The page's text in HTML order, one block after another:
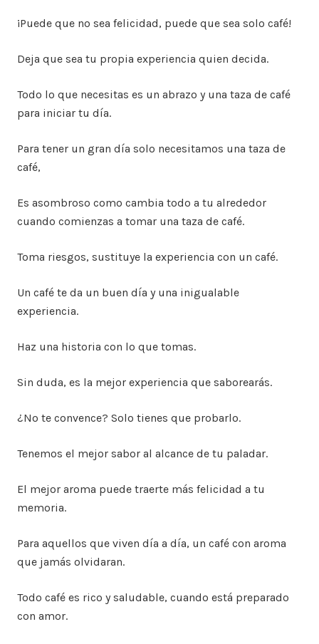
¡Puede que no sea felicidad, puede que sea solo café!
Deja que sea tu propia experiencia quien decida.
Todo lo que necesitas es un abrazo y una taza de café
para iniciar tu día.
Para tener un gran día solo necesitamos una taza de
café,
Es asombroso como cambia todo a tu alrededor
cuando comienzas a tomar una taza de café.
Toma riesgos, sustituye la experiencia con un café.
Un café te da un buen día y una inigualable
experiencia.
Haz una historia con lo que tomas.
Sin duda, es la mejor experiencia que saborearás.
¿No te convence? Solo tienes que probarlo.
Tenemos el mejor sabor al alcance de tu paladar.
El mejor aroma puede traerte más felicidad a tu
memoria.
Para aquellos que viven día a día, un café con aroma
que jamás olvidaran.
Todo café es rico y saludable, cuando está preparado
con amor.